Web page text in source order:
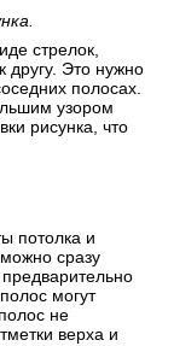
стрелок,
другу. Это нужно
полосах.
узором
рисунка, что
потолка и
сразу
могут
не
верха и